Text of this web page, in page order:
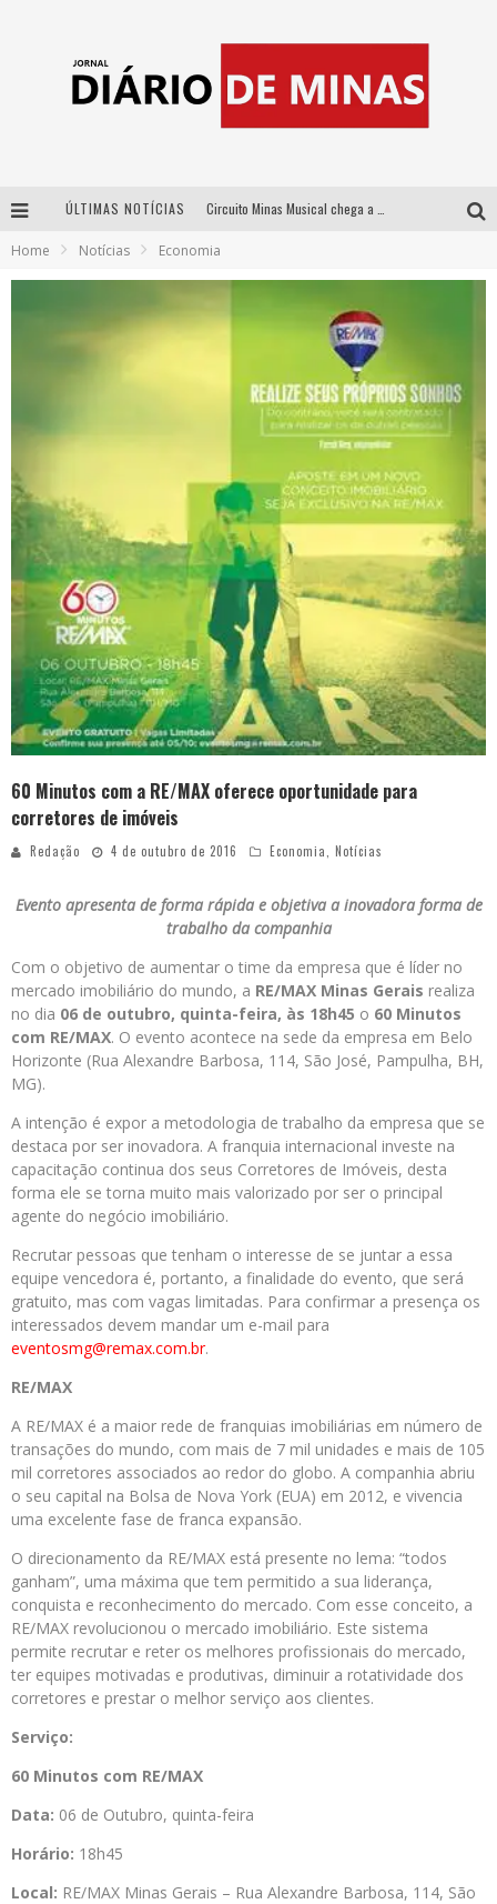
ÚLTIMAS NOTÍCIAS
Yan traz a turnê nacional do PagodYANdo para Belo Horizonte
Home Notícias Economia
60 Minutos com a RE/MAX oferece oportunidade para
corretores de imóveis
Redação 4 de outubro de 2016 Economia Notícias
Evento apresenta de forma rápida e objetiva a inovadora forma de
trabalho da companhia
Com o objetivo de aumentar o time da empresa que é líder no
mercado imobiliário do mundo, a RE/MAX Minas Gerais realiza
no dia 06 de outubro, quinta-feira, às 18h45 o 60 Minutos
com RE/MAX. O evento acontece na sede da empresa em Belo
Horizonte (Rua Alexandre Barbosa, 114, São José, Pampulha, BH,
MG).
A intenção é expor a metodologia de trabalho da empresa que se
destaca por ser inovadora. A franquia internacional investe na
capacitação continua dos seus Corretores de Imóveis, desta
forma ele se torna muito mais valorizado por ser o principal
agente do negócio imobiliário.
Recrutar pessoas que tenham o interesse de se juntar a essa
equipe vencedora é, portanto, a finalidade do evento, que será
gratuito, mas com vagas limitadas. Para confirmar a presença os
interessados devem mandar um e-mail para
eventosmg@remax.com.br.
RE/MAX
A RE/MAX é a maior rede de franquias imobiliárias em número de
transações do mundo, com mais de 7 mil unidades e mais de 105
mil corretores associados ao redor do globo. A companhia abriu
o seu capital na Bolsa de Nova York (EUA) em 2012, e vivencia
uma excelente fase de franca expansão.
O direcionamento da RE/MAX está presente no lema: “todos
ganham”, uma máxima que tem permitido a sua liderança,
conquista e reconhecimento do mercado. Com esse conceito, a
RE/MAX revolucionou o mercado imobiliário. Este sistema
permite recrutar e reter os melhores profissionais do mercado,
ter equipes motivadas e produtivas, diminuir a rotatividade dos
corretores e prestar o melhor serviço aos clientes.
Serviço:
60 Minutos com RE/MAX
Data: 06 de Outubro, quinta-feira
Horário: 18h45
Local: RE/MAX Minas Gerais – Rua Alexandre Barbosa, 114, São